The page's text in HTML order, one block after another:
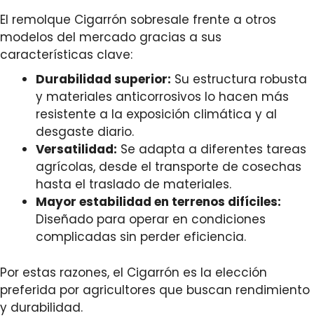
El remolque Cigarrón sobresale frente a otros
modelos del mercado gracias a sus
características clave:
Durabilidad superior: Su estructura robusta
y materiales anticorrosivos lo hacen más
resistente a la exposición climática y al
desgaste diario.
Versatilidad: Se adapta a diferentes tareas
agrícolas, desde el transporte de cosechas
hasta el traslado de materiales.
Mayor estabilidad en terrenos difíciles:
Diseñado para operar en condiciones
complicadas sin perder eficiencia.
Por estas razones, el Cigarrón es la elección
preferida por agricultores que buscan rendimiento
y durabilidad.